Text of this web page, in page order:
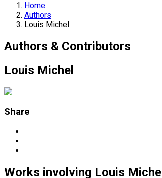
Home
Authors
Louis Michel
Authors & Contributors
Louis Michel
Share
Works involving Louis Michel